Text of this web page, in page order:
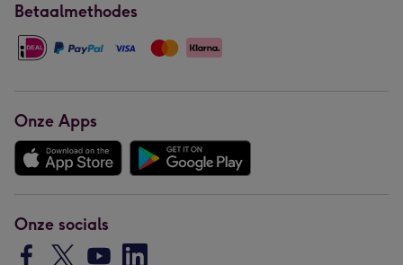
Betaalmethodes
Onze Apps
Onze socials